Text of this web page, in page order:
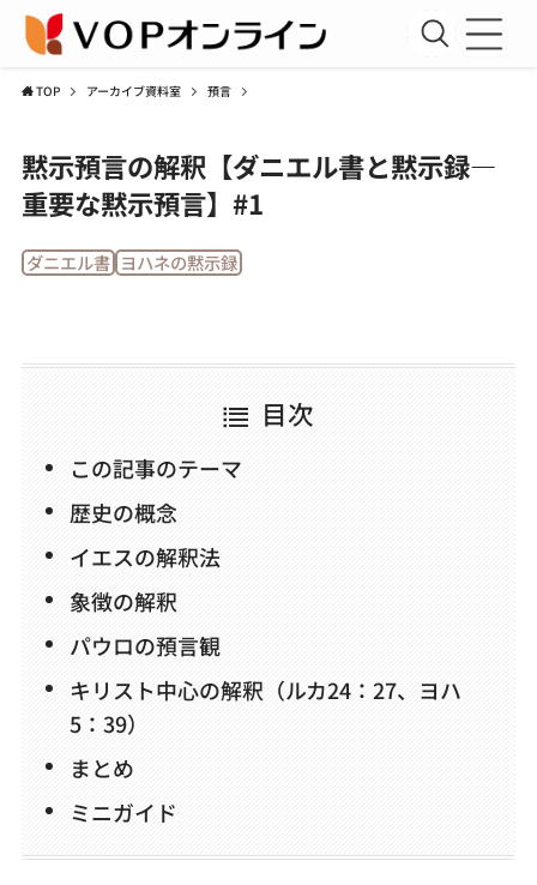
会員ログイン
運営団体
TOP アーカイブ資料室 預言
黙示預言の解釈【ダニエル書と黙示録—
重要な黙示預言】#1
ダニエル書 ヨハネの黙示録
目次
この記事のテーマ
歴史の概念
イエスの解釈法
象徴の解釈
パウロの預言観
キリスト中心の解釈（ルカ24：27、ヨハ
5：39）
まとめ
ミニガイド